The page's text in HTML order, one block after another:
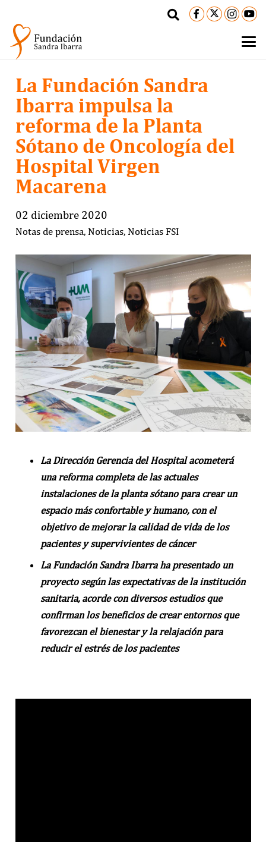
La Fundación Sandra
Ibarra impulsa la
reforma de la Planta
Sótano de Oncología del
Hospital Virgen
Macarena
02 diciembre 2020
Notas de prensa, Noticias, Noticias FSI
La Dirección Gerencia del Hospital acometerá
una reforma completa de las actuales
instalaciones de la planta sótano para crear un
espacio más confortable y humano, con el
objetivo de mejorar la calidad de vida de los
pacientes y supervivientes de cáncer
La Fundación Sandra Ibarra ha presentado un
proyecto según las expectativas de la institución
sanitaria, acorde con diversos estudios que
confirman los beneficios de crear entornos que
favorezcan el bienestar y la relajación para
reducir el estrés de los pacientes